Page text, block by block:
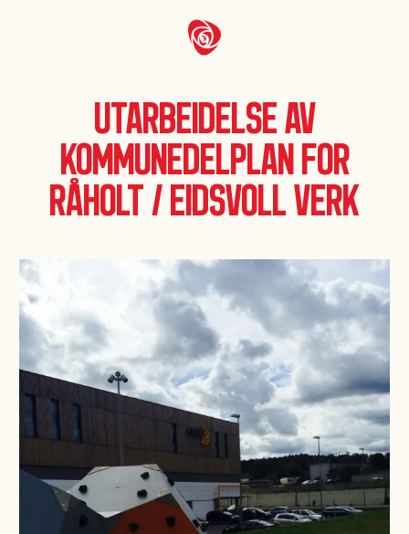
Utarbeidelse av
kommunedelplan for
Råholt / Eidsvoll Verk